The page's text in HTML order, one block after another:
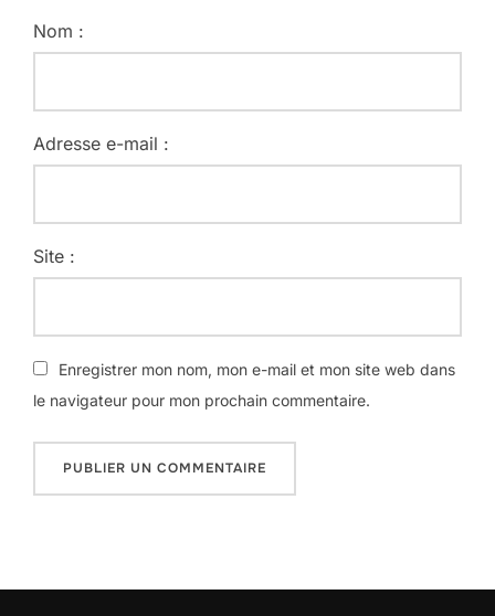
Nom :
Adresse e-mail :
Site :
Enregistrer mon nom, mon e-mail et mon site web dans
le navigateur pour mon prochain commentaire.